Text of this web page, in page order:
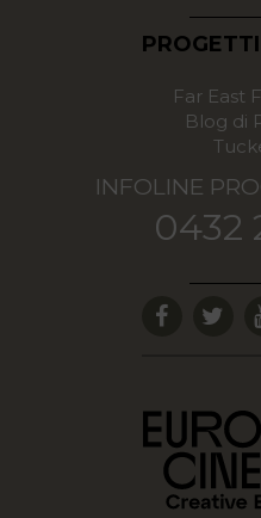
Far East
Blog di
INFOLINE
0432